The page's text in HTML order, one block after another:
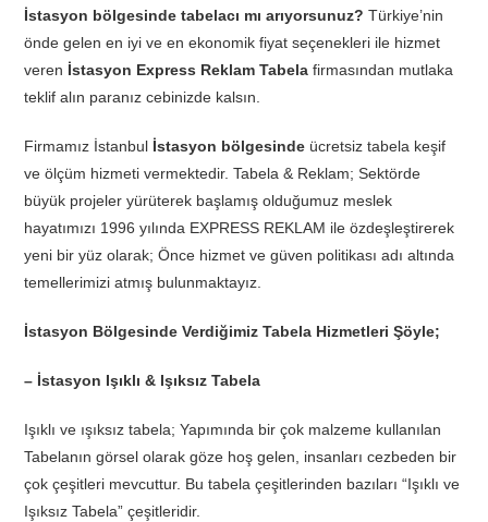
İstasyon bölgesinde tabelacı mı arıyorsunuz? Türkiye’nin
önde gelen en iyi ve en ekonomik fiyat seçenekleri ile hizmet
veren İstasyon Express Reklam Tabela firmasından mutlaka
teklif alın paranız cebinizde kalsın.
Firmamız İstanbul İstasyon bölgesinde ücretsiz tabela keşif
ve ölçüm hizmeti vermektedir. Tabela & Reklam; Sektörde
büyük projeler yürüterek başlamış olduğumuz meslek
hayatımızı 1996 yılında EXPRESS REKLAM ile özdeşleştirerek
yeni bir yüz olarak; Önce hizmet ve güven politikası adı altında
temellerimizi atmış bulunmaktayız.
İstasyon Bölgesinde Verdiğimiz Tabela Hizmetleri Şöyle;
– İstasyon Işıklı & Işıksız Tabela
Işıklı ve ışıksız tabela; Yapımında bir çok malzeme kullanılan
Tabelanın görsel olarak göze hoş gelen, insanları cezbeden bir
çok çeşitleri mevcuttur. Bu tabela çeşitlerinden bazıları “Işıklı ve
Işıksız Tabela” çeşitleridir.